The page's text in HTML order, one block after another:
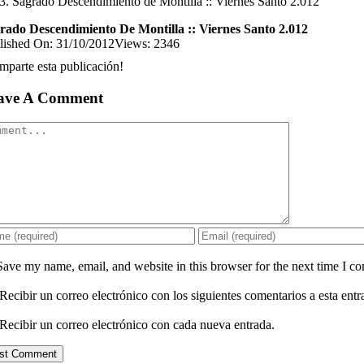
Descendimiento De Montilla :: Viernes Santo 2.012
On: 31/10/2012Views: 2346
esta publicación!
A Comment
my name, email, and website in this browser for the next time I
un correo electrónico con los siguientes comentarios a esta
un correo electrónico con cada nueva entrada.